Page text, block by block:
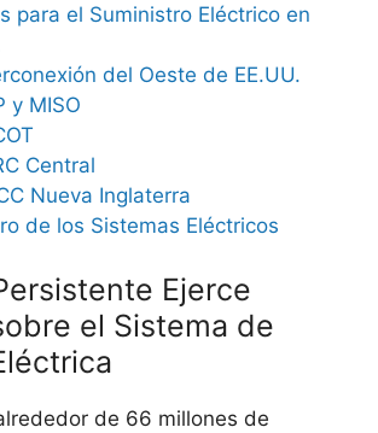
para el Suministro Eléctrico en
del Oeste de EE.UU.
y MISO
Central
Nueva Inglaterra
de los Sistemas Eléctricos
Ejerce
el Sistema de
de 66 millones de